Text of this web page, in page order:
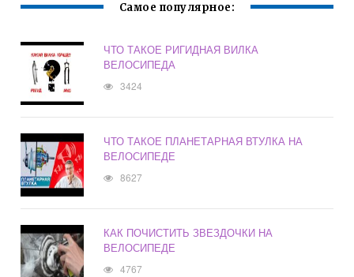
Самое популярное:
ЧТО ТАКОЕ РИГИДНАЯ ВИЛКА
ВЕЛОСИПЕДА
3424
ЧТО ТАКОЕ ПЛАНЕТАРНАЯ ВТУЛКА НА
ВЕЛОСИПЕДЕ
8627
КАК ПОЧИСТИТЬ ЗВЕЗДОЧКИ НА
ВЕЛОСИПЕДЕ
4767